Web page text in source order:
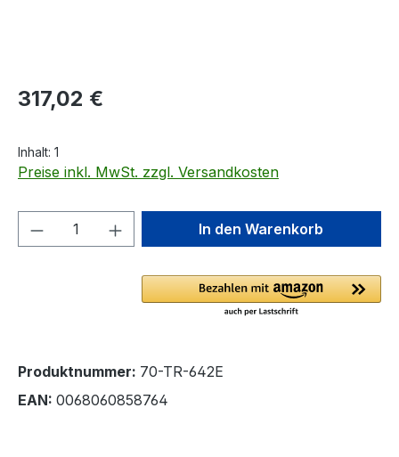
Regulärer Preis:
317,02 €
Inhalt: 1
Preise inkl. MwSt. zzgl. Versandkosten
Produkt Anzahl: Gib denIn den Warenkorb
Produktnummer: 70-TR-642E
EAN: 0068060858764